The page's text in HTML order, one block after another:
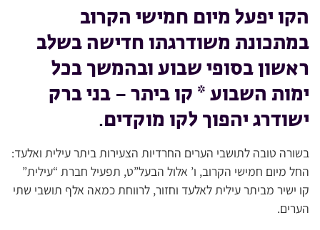
הקו יפעל מיום חמישי הקרוב
במתכונת משודרגתו חדישה בשלב
ראשון בסופי שבוע ובהמשך בכל
ימות השבוע * קו ביתר – בני ברק
ישודרג יהפוך לקו מוקדים.
בשורה טובה לתושבי הערים החרדיות הצעירות ביתר עילית ואלעד:
החל מיום חמישי הקרוב, ו’ אלול הבעל”ט, תפעיל חברת “עילית”
קו ישיר מביתר עילית לאלעד וחזור, לרווחת כמאה אלף תושבי שתי
הערים.